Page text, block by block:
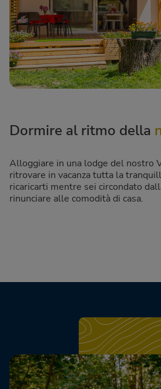
Dormire al ritmo della
Alloggiare in una lodge del nostro
ritrovare in vacanza tutta la
ricaricarti mentre sei circondato
rinunciare alle comodità di casa.